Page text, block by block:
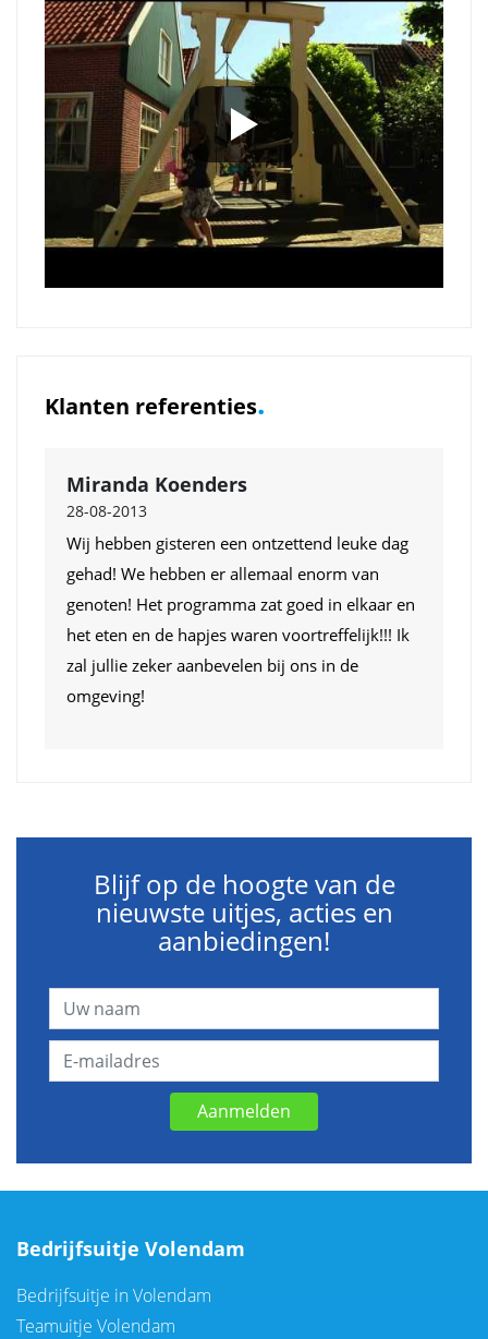
Klanten referenties.
Miranda Koenders
28-08-2013
Wij hebben gisteren een ontzettend leuke dag
gehad! We hebben er allemaal enorm van
genoten! Het programma zat goed in elkaar en
het eten en de hapjes waren voortreffelijk!!! Ik
zal jullie zeker aanbevelen bij ons in de
omgeving!
Blijf op de hoogte van de
nieuwste uitjes, acties en
aanbiedingen!
Aanmelden
Bedrijfsuitje Volendam
Bedrijfsuitje in Volendam
Teamuitje Volendam